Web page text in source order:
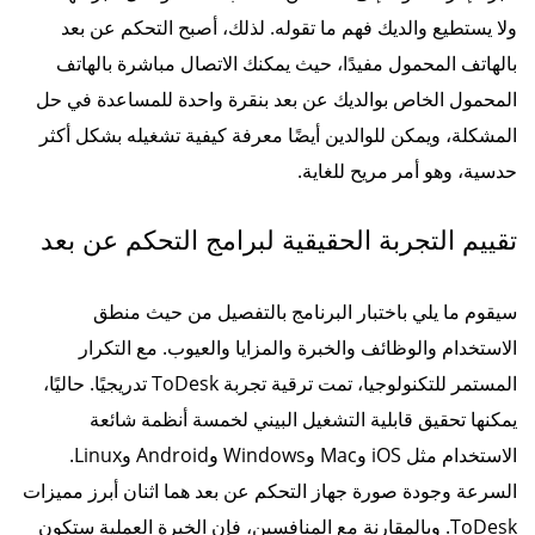
ولا يستطيع والديك فهم ما تقوله. لذلك، أصبح التحكم عن بعد
بالهاتف المحمول مفيدًا، حيث يمكنك الاتصال مباشرة بالهاتف
المحمول الخاص بوالديك عن بعد بنقرة واحدة للمساعدة في حل
المشكلة، ويمكن للوالدين أيضًا معرفة كيفية تشغيله بشكل أكثر
حدسية، وهو أمر مريح للغاية.
تقييم التجربة الحقيقية لبرامج التحكم عن بعد
سيقوم ما يلي باختبار البرنامج بالتفصيل من حيث منطق
الاستخدام والوظائف والخبرة والمزايا والعيوب. مع التكرار
المستمر للتكنولوجيا، تمت ترقية تجربة ToDesk تدريجيًا. حاليًا،
يمكنها تحقيق قابلية التشغيل البيني لخمسة أنظمة شائعة
الاستخدام مثل iOS وMac وWindows وAndroid وLinux.
السرعة وجودة صورة جهاز التحكم عن بعد هما اثنان أبرز مميزات
ToDesk. وبالمقارنة مع المنافسين، فإن الخبرة العملية ستكون